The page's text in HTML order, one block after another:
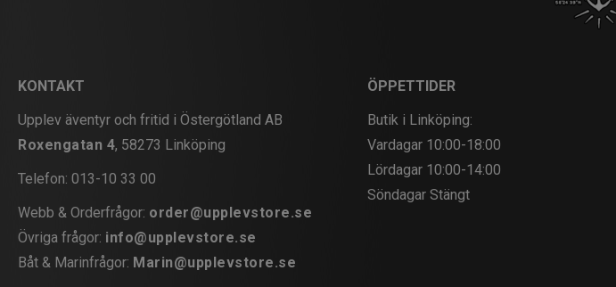
KONTAKT
Upplev äventyr och fritid i Östergötland AB
Roxengatan 4, 58273 Linköping
Telefon: 013-10 33 00
Webb & Orderfrågor: order@upplevstore.se
Övriga frågor: info@upplevstore.se
Båt & Marinfrågor: Marin@upplevstore.se
ÖPPETTIDER
Butik i Linköping:
Vardagar 10:00-18:00
Lördagar 10:00-14:00
Söndagar Stängt